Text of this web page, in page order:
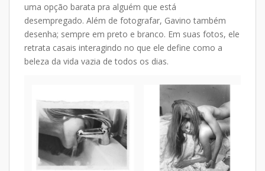
uma opção barata pra alguém que está
desempregado. Além de fotografar, Gavino também
desenha; sempre em preto e branco. Em suas fotos, ele
retrata casais interagindo no que ele define como a
beleza da vida vazia de todos os dias.